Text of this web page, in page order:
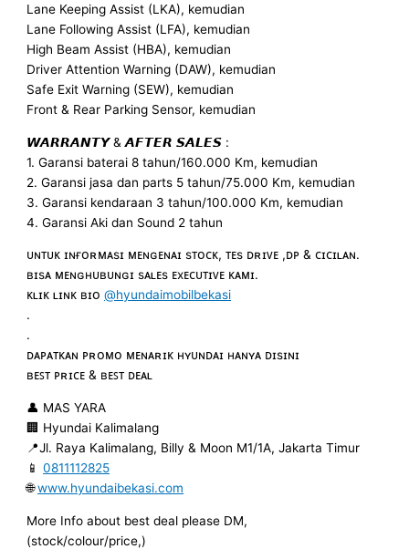
Lane Keeping Assist (LKA), kemudian
Lane Following Assist (LFA), kemudian
High Beam Assist (HBA), kemudian
Driver Attention Warning (DAW), kemudian
Safe Exit Warning (SEW), kemudian
Front & Rear Parking Sensor, kemudian
𝙒𝘼𝙍𝙍𝘼𝙉𝙏𝙔 & 𝘼𝙁𝙏𝙀𝙍 𝙎𝘼𝙇𝙀𝙎 :
1. Garansi baterai 8 tahun/160.000 Km, kemudian
2. Garansi jasa dan parts 5 tahun/75.000 Km, kemudian
3. Garansi kendaraan 3 tahun/100.000 Km, kemudian
4. Garansi Aki dan Sound 2 tahun
ᴜɴᴛᴜᴋ ɪɴғᴏʀᴍᴀsɪ ᴍᴇɴɢᴇɴᴀɪ sᴛᴏᴄᴋ, ᴛᴇs ᴅʀɪᴠᴇ ,ᴅᴘ & ᴄɪᴄɪʟᴀɴ.
ʙɪsᴀ ᴍᴇɴɢʜᴜʙᴜɴɢɪ sᴀʟᴇs ᴇxᴇᴄᴜᴛɪᴠᴇ ᴋᴀᴍɪ.
ᴋʟɪᴋ ʟɪɴᴋ ʙɪᴏ@hyundaimobilbekasi
.
.
ᴅᴀᴘᴀᴛᴋᴀɴ ᴘʀᴏᴍᴏ ᴍᴇɴᴀʀɪᴋ ʜʏᴜɴᴅᴀɪ ʜᴀɴʏᴀ ᴅɪsɪɴɪ
ʙᴇꜱᴛ ᴘʀɪᴄᴇ & ʙᴇꜱᴛ ᴅᴇᴀʟ
👤 MAS YARA
🏢 Hyundai Kalimalang
📍Jl. Raya Kalimalang, Billy & Moon M1/1A, Jakarta Timur
📱0811112825
🌐www.hyundaibekasi.com
More Info about best deal please DM,
(stock/colour/price,)